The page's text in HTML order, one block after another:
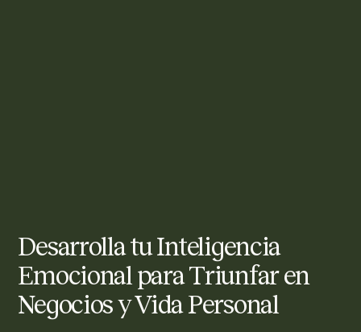
Desarrolla tu Inteligencia
Emocional para Triunfar en
Negocios y Vida Personal